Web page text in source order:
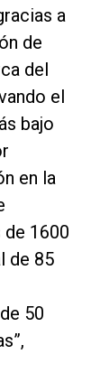
a
de
del
el
bajo
en la
1600
de 85
50